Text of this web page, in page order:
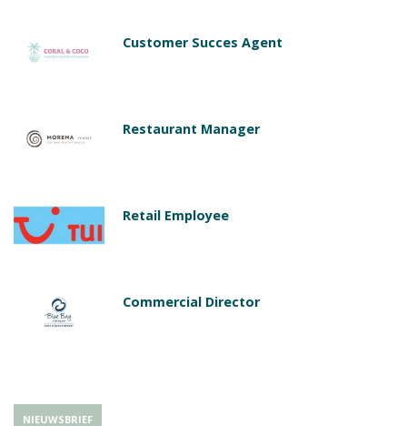
Customer Succes Agent
Restaurant Manager
Retail Employee
Commercial Director
NIEUWSBRIEF